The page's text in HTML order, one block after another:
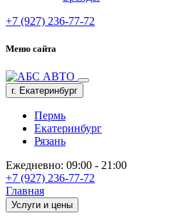
+7 (927) 236-77-72
Меню сайта
г. Екатеринбург
Пермь
Екатеринбург
Рязань
Ежедневно: 09:00 - 21:00
+7 (927) 236-77-72
Главная
Услуги и цены